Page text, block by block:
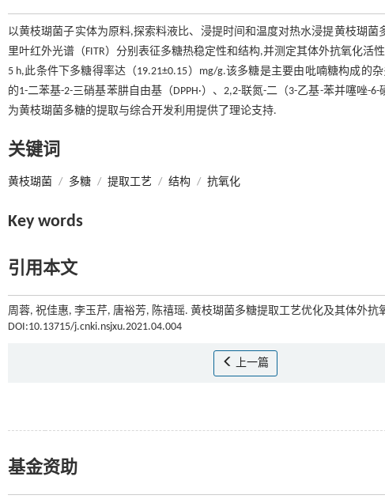
以黄枝瑚菌子实体为原料,探索料液比、浸提时间和温度对热水浸提黄枝瑚
里叶红外光谱（FITR）分别表征多糖热稳定性和结构,并测定其体外抗氧化
5 h,此条件下多糖得率达（19.21±0.15）mg/g.该多糖是主要由吡喃糖构成
的1-二苯基-2-三硝基苯肼自由基（DPPH·）、2,2-联氮-二（3-乙基-苯并噻唑-6-
为黄枝瑚菌多糖的提取与综合开发利用提供了理论支持.
关键词
黄枝瑚菌 / 多糖 / 提取工艺 / 结构 / 抗氧化
Key words
引用本文
周蓉, 祝佳惠, 李玉芹, 唐裕芳, 陈禧瑶. 黄枝瑚菌多糖提取工艺优化及其体外抗
DOI:10.13715/j.cnki.nsjxu.2021.04.004
上一篇
基金资助